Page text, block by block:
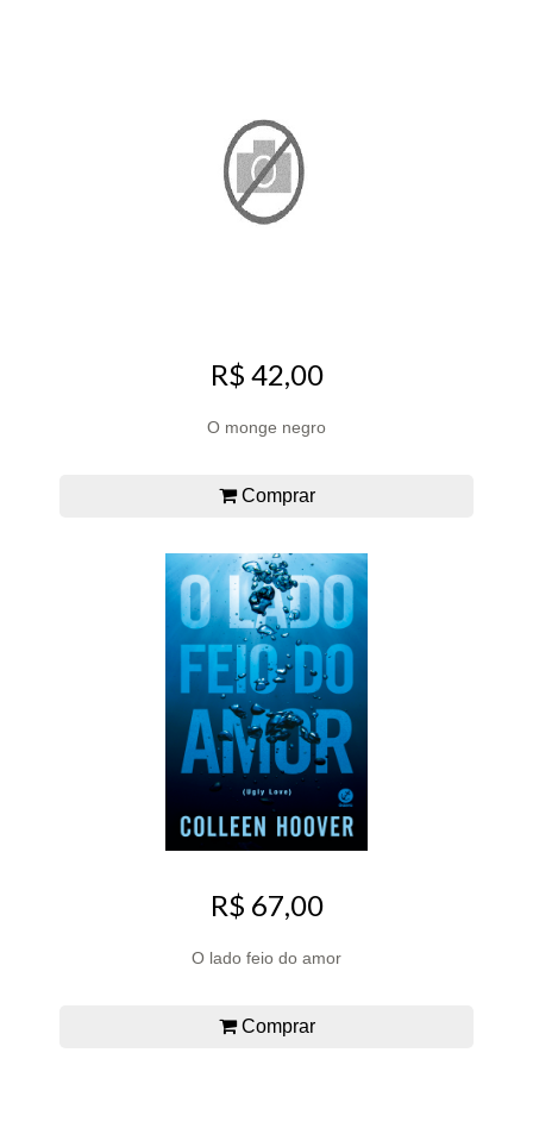
R$ 42,00
O monge negro
Comprar
R$ 67,00
O lado feio do amor
Comprar